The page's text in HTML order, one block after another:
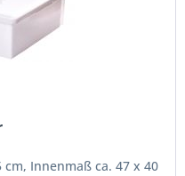
Innenmaß ca. 47 x 40